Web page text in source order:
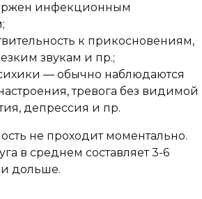
инфекционным
к прикосновениям,
звукам и пр.;
— обычно наблюдаются
тревога без видимой
депрессия и пр.
не проходит моментально.
в среднем составляет 3-6
и дольше.